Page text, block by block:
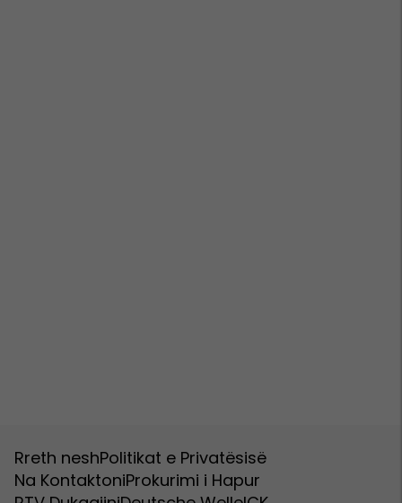
Rreth neshPolitikat e Privatësisë
Na KontaktoniProkurimi i Hapur